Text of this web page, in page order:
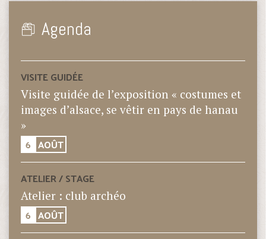
Agenda
VISITE GUIDÉE
Visite guidée de l’exposition « costumes et
images d’alsace, se vêtir en pays de hanau
»
6 AOÛT
ATELIER / STAGE
Atelier : club archéo
6 AOÛT